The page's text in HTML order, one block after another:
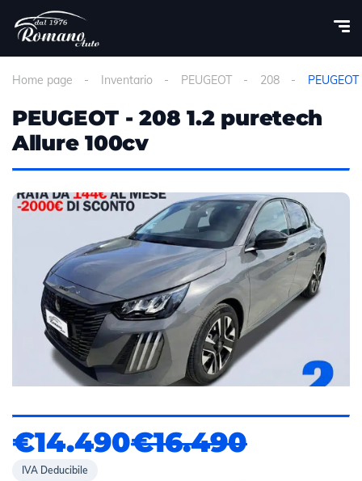
Home page Inventario PEUGEOT 208
PEUGEOT - 208 1.2 puretech
Allure 100cv
€14.490€16.490
IVA Deducibile